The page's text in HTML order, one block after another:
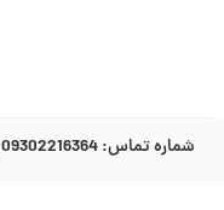
شماره تماس:09302216364 واتساپ فروش